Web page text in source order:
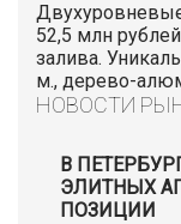
52,5 млн
залива.
м., дерево-
НОВОСТИ
В
ЭЛИТНЫХ
ПОЗИЦИИ